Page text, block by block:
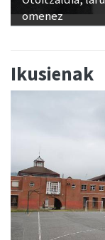
omenez
Ikusienak